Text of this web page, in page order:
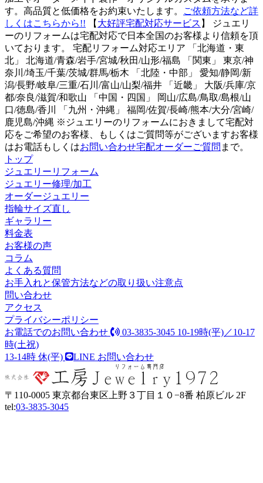
す。高品質と低価格をお約束いたします。
ご依頼方法など詳
しくはこちらから!! 【 大好評宅配対応サービス 】 ジュエリ
ーのリフォームは宅配対応で日本全国のお客様より信頼を頂
いております。 宅配リフォーム対応エリア 「北海道・東
北」 北海道/青森/岩手/宮城/秋田/山形/福島 「関東」 東京/神
奈川/埼玉/千葉/茨城/群馬/栃木 「北陸・中部」 愛知/静岡/新
潟/長野/岐阜/三重/石川/富山/山梨/福井 「近畿」 大阪/兵庫/京
都/奈良/滋賀/和歌山 「中国・四国」 岡山/広島/鳥取/島根/山
口/徳島/香川 「九州・沖縄」 福岡/佐賀/長崎/熊本/大分/宮崎/
鹿児島/沖縄 ※ジュエリーのリフォームにおきまして宅配対
応をご希望のお客様、もしくはご質問等がございますお客様
はお電話もしくはお問い合わせ宅配オーダーご質問 まで。
トップ
ジュエリーリフォーム
ジュエリー修理/加工
オーダージュエリー
指輪サイズ直し
ギャラリー
料金表
お客様の声
コラム
よくある質問
お手入れと保管方法などの取り扱い注意点
問い合わせ
アクセス
プライバシーポリシー
お電話でのお問い合わせ
03-3835-3045 10-19時(平)／10-17
時(土祝)
13-14時 休(平)
LINE お問い合わせ
〒110-0005 東京都台東区上野３丁目１０−8番 柏原ビル 2F
tel:03-3835-3045